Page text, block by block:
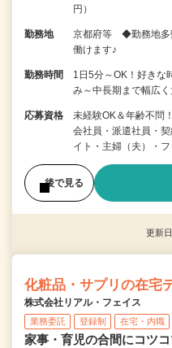
円）
勤務地
京都府等 ◆勤務地多
働けます♪
勤務時間
1日5分～OK！好きな
み～中長期まで幅広く
応募資格
未経験OK＆年齢不問
会社員・派遣社員・
イト・主婦（夫）・
後で見る
更新
化粧品・サプリの在宅
株式会社リアル・フェイス
業務委託 登録制 在宅・内職
家事・育児の合間にコツ